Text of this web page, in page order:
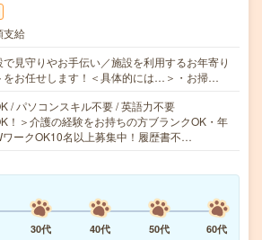
支給
で見守りやお手伝い／施設を利用するお年寄り
をお任せします！＜具体的には…＞・お掃…
/ パソコンスキル不要 / 英語力不要
！＞介護の経験をお持ちの方ブランクOK・年
ワークOK10名以上募集中！履歴書不…
30代 40代 50代
60代